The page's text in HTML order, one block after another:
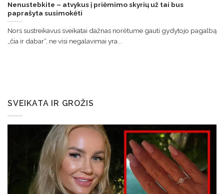
Nenustebkite – atvykus į priėmimo skyrių už tai bus
paprašyta susimokėti
Nors sustreikavus sveikatai dažnas norėtume gauti gydytojo pagalbą
„čia ir dabar“, ne visi negalavimai yra...
SVEIKATA IR GROŽIS